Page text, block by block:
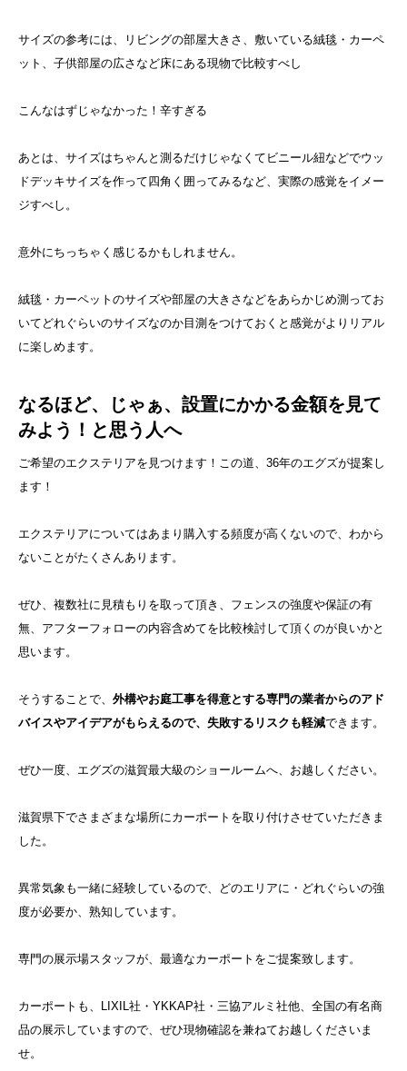
サイズの参考には、リビングの部屋大きさ、敷いている絨毯・カーペ
ット、子供部屋の広さなど床にある現物で比較すべし
こんなはずじゃなかった！辛すぎる
あとは、サイズはちゃんと測るだけじゃなくてビニール紐などでウッ
ドデッキサイズを作って四角く囲ってみるなど、実際の感覚をイメー
ジすべし。
意外にちっちゃく感じるかもしれません。
絨毯・カーペットのサイズや部屋の大きさなどをあらかじめ測ってお
いてどれぐらいのサイズなのか目測をつけておくと感覚がよりリアル
に楽しめます。
なるほど、じゃぁ、設置にかかる金額を見て
みよう！と思う人へ
ご希望のエクステリアを見つけます！この道、36年のエグズが提案し
ます！
エクステリアについてはあまり購入する頻度が高くないので、わから
ないことがたくさんあります。
ぜひ、複数社に見積もりを取って頂き、フェンスの強度や保証の有
無、アフターフォローの内容含めてを比較検討して頂くのが良いかと
思います。
そうすることで、 外構やお庭工事を得意とする専門の業者からのアド
バイスやアイデアがもらえるので、失敗するリスクも軽減できます。
ぜひ一度、エグズの滋賀最大級のショールームへ、お越しください。
滋賀県下でさまざまな場所にカーポートを取り付けさせていただきま
した。
異常気象も一緒に経験しているので、どのエリアに・どれぐらいの強
度が必要か、熟知しています。
専門の展示場スタッフが、最適なカーポートをご提案致します。
カーポートも、LIXIL社・YKKAP社・三協アルミ社他、全国の有名商
品の展示していますので、ぜひ現物確認を兼ねてお越しくださいま
せ。